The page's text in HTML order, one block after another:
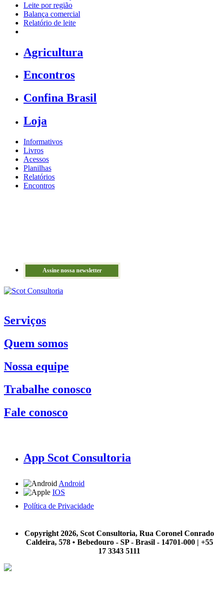
Leite por região
Balança comercial
Relatório de leite
Agricultura
Encontros
Confina Brasil
Loja
Informativos
Livros
Acessos
Planilhas
Relatórios
Encontros
Assine nossa newsletter
Serviços
Quem somos
Nossa equipe
Trabalhe conosco
Fale conosco
App Scot Consultoria
Android
IOS
Política de Privacidade
Copyright 2026, Scot Consultoria, Rua Coronel Conrado
Caldeira, 578 • Bebedouro - SP - Brasil - 14701-000 | +55
17 3343 5111